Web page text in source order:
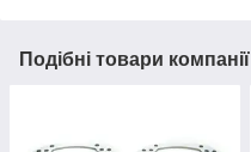
Подібні товари компанії